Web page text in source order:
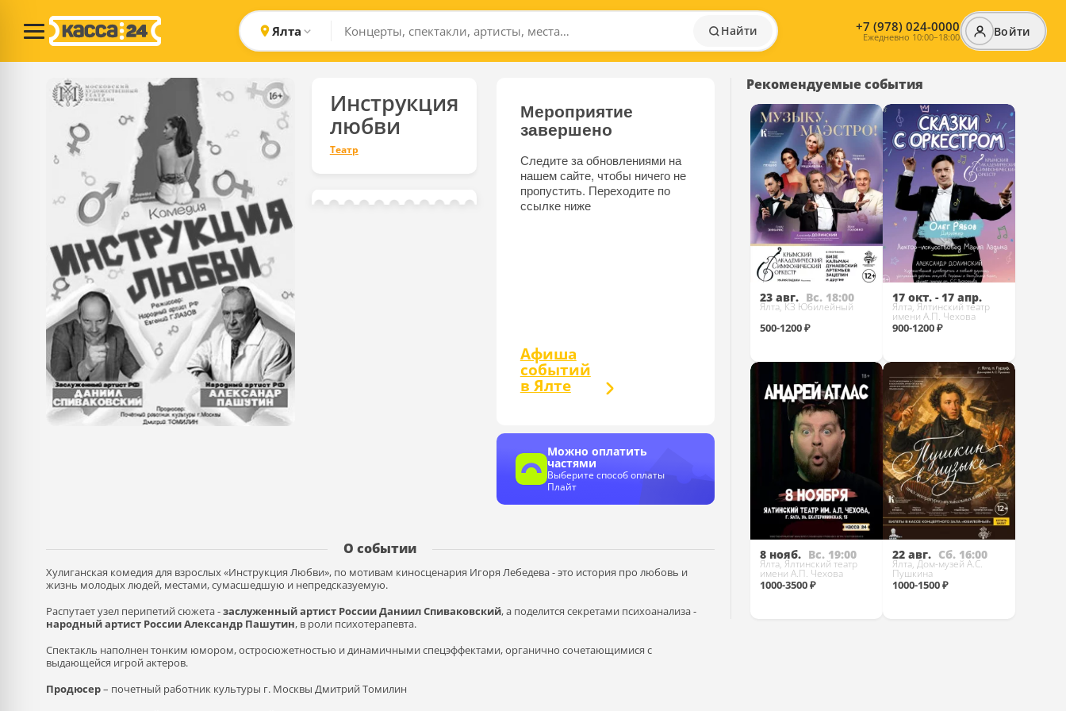
Ялта Найти +7 (978) 024-0000
Ежедневно 10:00–18:00 Войти
Инструкция
любви
Театр
Мероприятие
завершено
Следите за обновлениями на
нашем сайте, чтобы ничего не
пропустить. Переходите по
ссылке ниже
Афиша
событий
в Ялте
Можно оплатить
частями
Выберите способ оплаты
Плайт
О событии
Хулиганская комедия для взрослых «Инструкция Любви», по мотивам киносценария Игоря Лебедева - это история про любовь и
жизнь молодых людей, местами, сумасшедшую и непредсказуемую.
Распутает узел перипетий сюжета -заслуженный артист России Даниил Спиваковский, а поделится секретами психоанализа -
народный артист России Александр Пашутин, в роли психотерапевта.
Спектакль наполнен тонким юмором, остросюжетностью и динамичными спецэффектами, органично сочетающимися с
выдающейся игрой актеров.
Продюсер– почетный работник культуры г. Москвы Дмитрий Томилин
Рекомендуемые события
23 авг. Вс. 18:00
Ялта, КЗ Юбилейный
500-1200 ₽
Купить
17 окт. - 17 апр.
Ялта, Ялтинский театр
имени А.П. Чехова
900-1200 ₽
Купить
8 нояб. Вс. 19:00
Ялта, Ялтинский театр
имени А.П. Чехова
1000-3500 ₽
22 авг. Сб. 16:00
Ялта, Дом-музей А.С.
Пушкина
1000-1500 ₽